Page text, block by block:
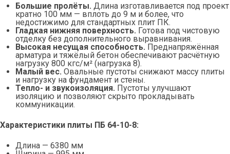
Большие пролёты. Длина изготавливается под проект
кратно 100 мм — вплоть до 9 м и более, что
недостижимо для стандартных плит ПК.
Гладкая нижняя поверхность. Готова под чистовую
отделку без дополнительного выравнивания.
Высокая несущая способность. Преднапряжённая
арматура и тяжёлый бетон обеспечивают расчётную
нагрузку 800 кгс/м² (нагрузка 8).
Малый вес. Овальные пустоты снижают массу плиты
и нагрузку на фундамент и стены.
Тепло- и звукоизоляция. Пустоты улучшают
изоляцию и позволяют скрыто прокладывать
коммуникации.
Характеристики плиты ПБ 64-10-8:
Длина — 6380 мм